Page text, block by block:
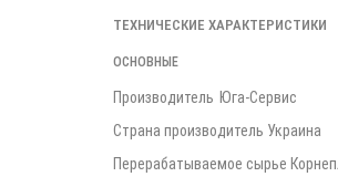
ТЕХНИЧЕСКИЕ ХАРАКТЕРИСТИКИ
ОСНОВНЫЕ
Производитель Юга-Сервис
Страна производитель Украина
Перерабатываемое сырье